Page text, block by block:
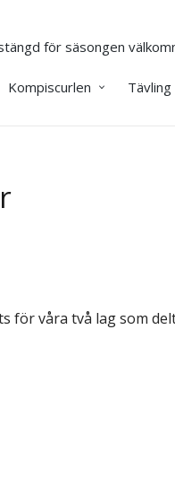
för säsongen
Kompiscurlen Tävling
för våra två lag som